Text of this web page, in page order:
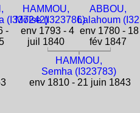
(I337242)
-
HAMMOU,
Moïse (I323786)
env 1793 - 4
juil 1840
ABBOU,
Lalahoum
env 1780 - 18
fév 1847
HAMMOU,
Semha (I323783)
env 1810 - 21 juin 1843